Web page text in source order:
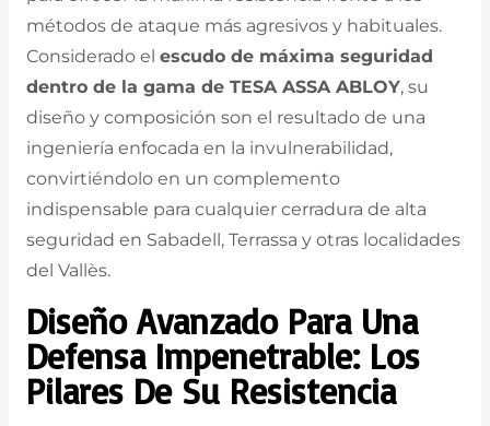
métodos de ataque más agresivos y habituales.
Considerado el escudo de máxima seguridad
dentro de la gama de TESA ASSA ABLOY, su
diseño y composición son el resultado de una
ingeniería enfocada en la invulnerabilidad,
convirtiéndolo en un complemento
indispensable para cualquier cerradura de alta
seguridad en Sabadell, Terrassa y otras localidades
del Vallès.
Diseño Avanzado Para Una
Defensa Impenetrable: Los
Pilares De Su Resistencia